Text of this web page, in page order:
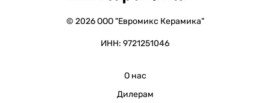
© 2026 ООО "Евромикс Керамика"
ИНН: 9721251046
О нас
Дилерам